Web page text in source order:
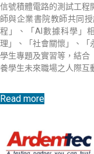
信號積體電路的測試工程
師與企業書院教師共同
程」、「AI數據科學」
理」、「社會關懷」、「
學生專題及實習等，結合
養學生未來職場之人際互
Read more